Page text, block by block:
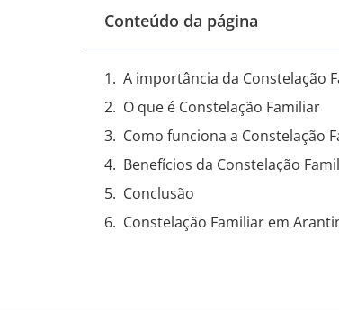
Conteúdo da página
A importância da Constelação
O que é Constelação Familiar
Como funciona a Constelação
Benefícios da Constelação
Conclusão
Constelação Familiar em